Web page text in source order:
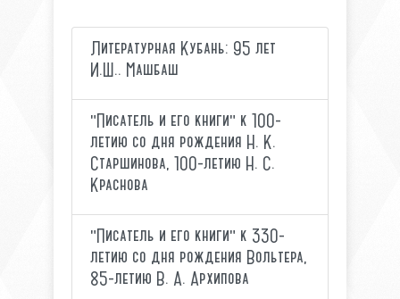
Литературная Кубань: 95 лет
И.Ш.. Машбаш
"Писатель и его книги" к 100-
летию со дня рождения Н. К.
Старшинова, 100-летию Н. С.
Краснова
"Писатель и его книги" к 330-
летию со дня рождения Вольтера,
85-летию В. А. Архипова